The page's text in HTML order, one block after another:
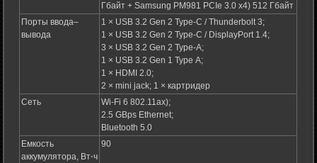
Гбайт + Samsung PM981 PCIe 3.0 x4) 512 Гбайт
Порты ввода–
вывода
1 × USB 3.2 Gen 2 Type-C / Thunderbolt 3;
1 × USB 3.2 Gen 2 Type-C / DisplayPort 1.4;
3 × USB 3.2 Gen 2 Type-A;
1 × USB 3.2 Gen 1 Type A;
1 × HDMI 2.0;
2 × mini jack; 1 × картридер
Сеть
Wi-Fi 6 802.11ax);
2.5 GBps Ethernet;
Bluetooth 5.0
Емкость
аккумулятора, Вт⋅ч
90